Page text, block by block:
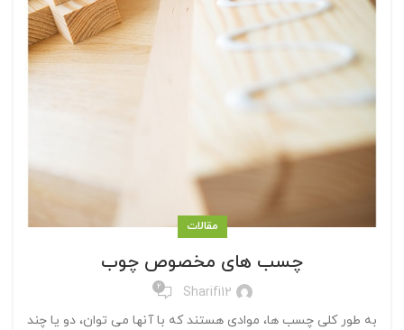
مقالات
چسب های مخصوص چوب
Sharifi12
2
به طور کلی چسب ها، موادی هستند که با آنها می توان، دو یا چند